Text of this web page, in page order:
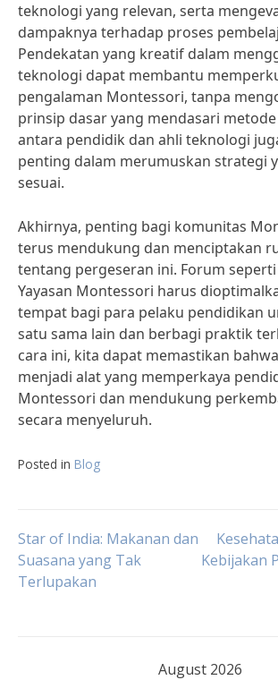
teknologi yang relevan, serta
dampaknya terhadap proses
Pendekatan yang kreatif dalam
teknologi dapat membantu
pengalaman Montessori, tanpa
prinsip dasar yang mendasari
antara pendidik dan ahli teknologi
penting dalam merumuskan strategi
sesuai.
Akhirnya, penting bagi komunitas
terus mendukung dan menciptakan
tentang pergeseran ini. Forum
Yayasan Montessori harus
tempat bagi para pelaku pendidikan
satu sama lain dan berbagi praktik
cara ini, kita dapat memastikan
menjadi alat yang memperkaya
Montessori dan mendukung
secara menyeluruh.
Posted in Blog
Post
navigation
Star of India: Makanan dan
Suasana yang Tak
Terlupakan
Kebijakan
August 2026